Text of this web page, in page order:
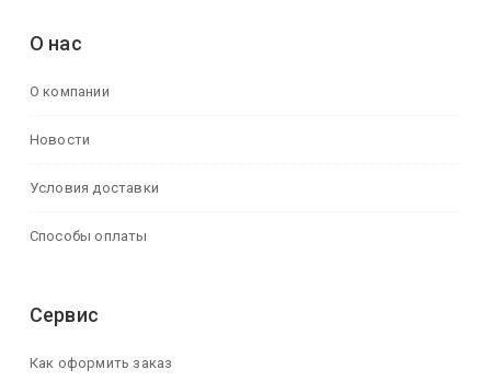
О нас
О компании
Новости
Условия доставки
Способы оплаты
Сервис
Как оформить заказ